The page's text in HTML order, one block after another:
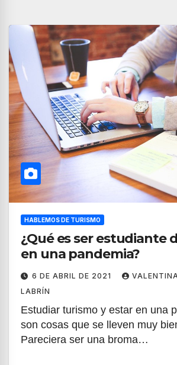
HABLEMOS DE TURISMO
¿Qué es ser estudiante
en una pandemia?
6 DE ABRIL DE 2021
LABRÍN
Estudiar turismo y estar en una
son cosas que se lleven muy
Pareciera ser una broma…